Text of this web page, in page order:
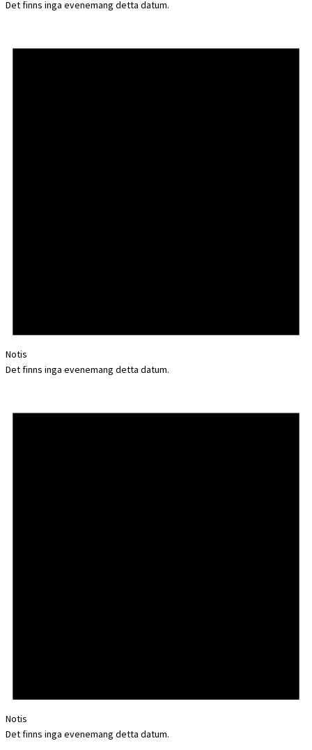
Det finns inga evenemang detta datum.
Notis
Det finns inga evenemang detta datum.
Notis
Det finns inga evenemang detta datum.